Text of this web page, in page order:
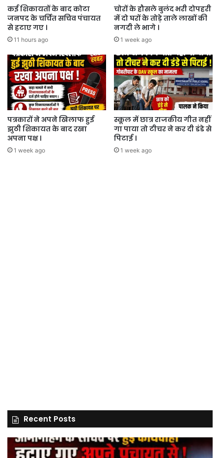
कई शिकायतों के बाद कोटा
जनपद के चर्चित सचिव पंचायत
से हटाए गए ।
11 hours ago
चोरों के हौसले बुलंद भरी दोपहरी
में दो घरों के तोड़े ताले लाखों की
नगदी ले भागे ।
1 week ago
पत्रकारों ने अपने खिलाफ हुई
झुठी शिकायत के बाद रखा
अपना पक्ष ।
1 week ago
स्कूल में छात्र राजकीय गीत नहीं
गा पाया तो टीचर ने कर दी डंडे से
पिटाई ।
1 week ago
Recent Posts